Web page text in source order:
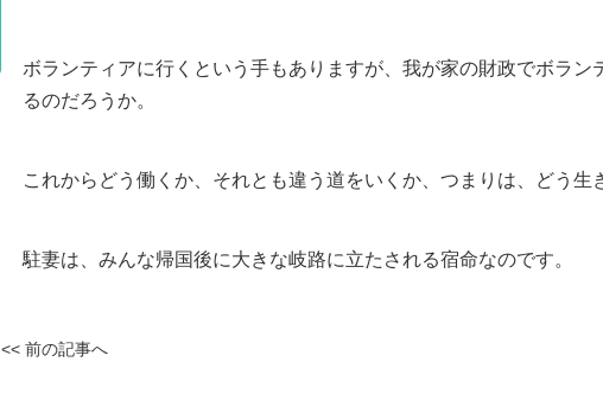
ボランティアに行くという手もありますが、我が家の財政でボラン
るのだろうか。
これからどう働くか、それとも違う道をいくか、つまりは、どう生
駐妻は、みんな帰国後に大きな岐路に立たされる宿命なのです。
<< 前の記事へ